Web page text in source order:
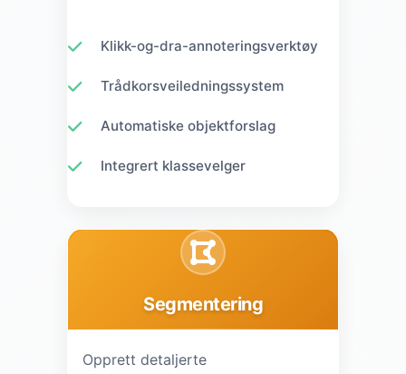
Klikk-og-dra-annoteringsverktøy
Trådkorsveiledningssystem
Automatiske objektforslag
Integrert klassevelger
Segmentering
Opprett detaljerte